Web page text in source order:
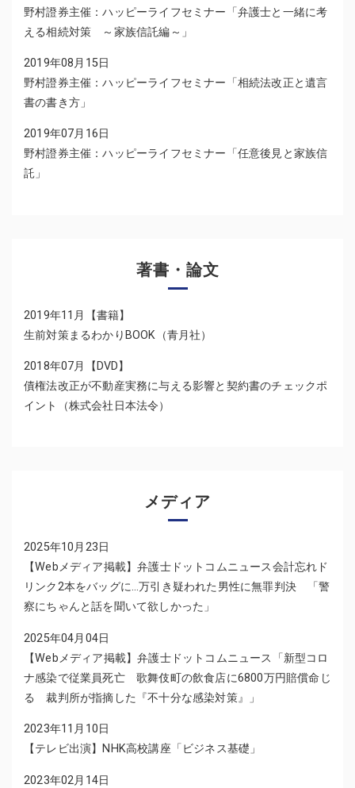
野村證券主催：ハッピーライフセミナー「弁護士と一緒に考
える相続対策 ～家族信託編～」
2019年08月15日
野村證券主催：ハッピーライフセミナー「相続法改正と遺言
書の書き方」
2019年07月16日
野村證券主催：ハッピーライフセミナー「任意後見と家族信
託」
著書・論文
2019年11月【書籍】
生前対策まるわかりBOOK（青月社）
2018年07月【DVD】
債権法改正が不動産実務に与える影響と契約書のチェックポ
イント（株式会社日本法令）
メディア
2025年10月23日
【Webメディア掲載】弁護士ドットコムニュース会計忘れド
リンク2本をバッグに…万引き疑われた男性に無罪判決 「警
察にちゃんと話を聞いて欲しかった」
2025年04月04日
【Webメディア掲載】弁護士ドットコムニュース「新型コロ
ナ感染で従業員死亡 歌舞伎町の飲食店に6800万円賠償命じ
る 裁判所が指摘した『不十分な感染対策』」
2023年11月10日
【テレビ出演】NHK高校講座「ビジネス基礎」
2023年02月14日